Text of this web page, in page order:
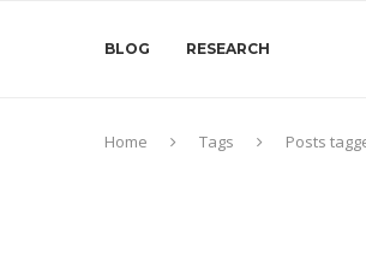
BLOG RESEARCH
Home Tags Posts